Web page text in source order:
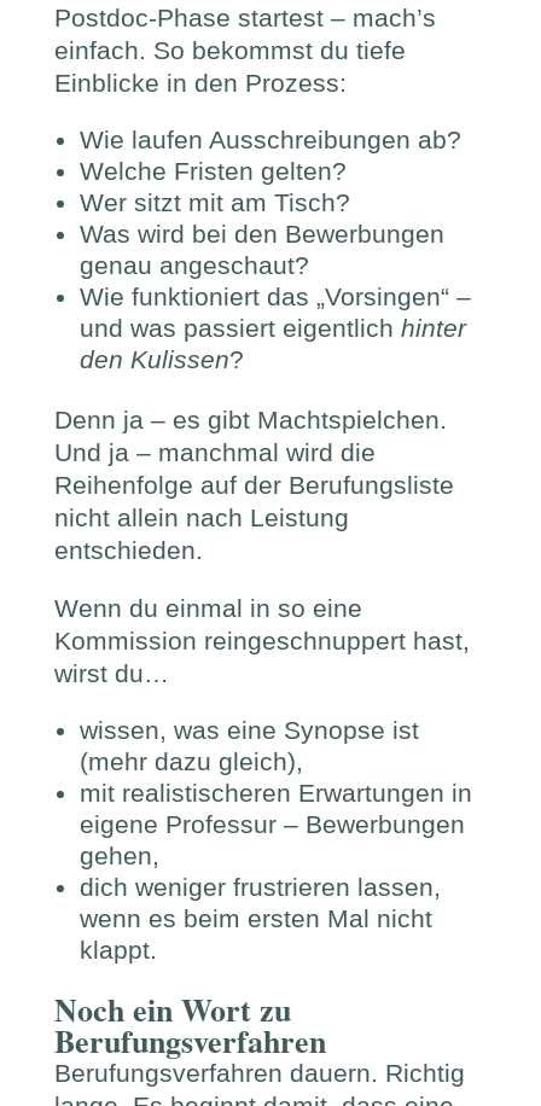
Postdoc-Phase startest – mach’s
einfach. So bekommst du tiefe
Einblicke in den Prozess:
Wie laufen Ausschreibungen ab?
Welche Fristen gelten?
Wer sitzt mit am Tisch?
Was wird bei den Bewerbungen
genau angeschaut?
Wie funktioniert das „Vorsingen“ –
und was passiert eigentlich hinter
den Kulissen?
Denn ja – es gibt Machtspielchen.
Und ja – manchmal wird die
Reihenfolge auf der Berufungsliste
nicht allein nach Leistung
entschieden.
Wenn du einmal in so eine
Kommission reingeschnuppert hast,
wirst du…
wissen, was eine Synopse ist
(mehr dazu gleich),
mit realistischeren Erwartungen in
eigene Professur – Bewerbungen
gehen,
dich weniger frustrieren lassen,
wenn es beim ersten Mal nicht
klappt.
Noch ein Wort zu
Berufungsverfahren
Berufungsverfahren dauern. Richtig